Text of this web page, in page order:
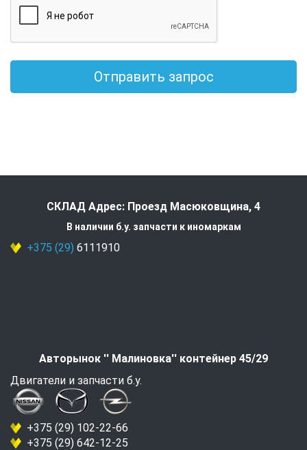
Отправить запрос
СКЛАД Адрес: Проезд Масюковщина, 4
В наличии б.у. запчасти к иномаркам
+375 (29) 6111910
Авторынок '' Малиновка'' контейнер 45/29
Двигатели и запчасти б.у.
+375 (29) 102-22-66
+375 (29) 642-12-25